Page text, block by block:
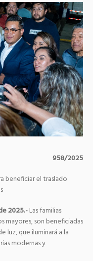
958/2025
beneficiar el traslado
2025.-Las familias
mayores, son beneficiadas
luz, que iluminará a la
modernas y